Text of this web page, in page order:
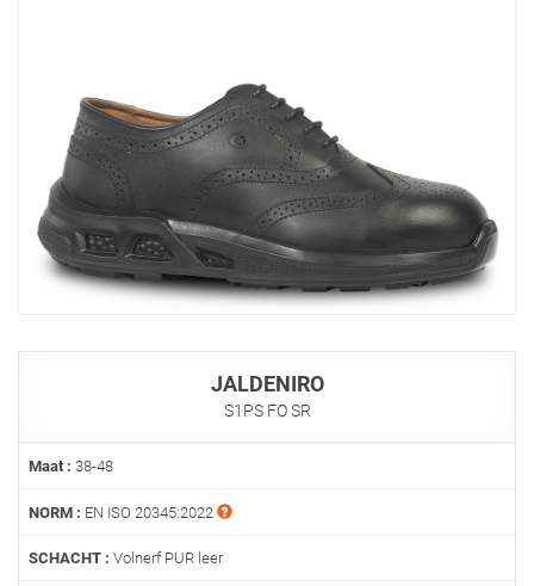
JALDENIRO
S1PS FO SR
Maat : 38-48
NORM : EN ISO 20345:2022
SCHACHT : Volnerf PUR leer